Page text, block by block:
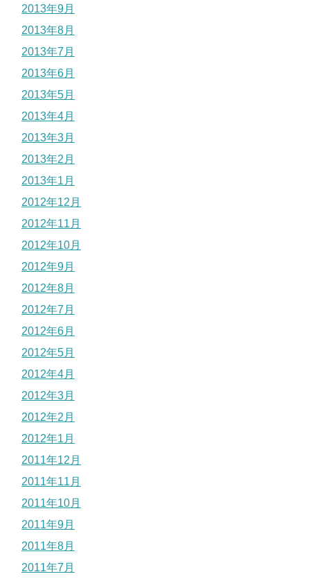
2013年9月
2013年8月
2013年7月
2013年6月
2013年5月
2013年4月
2013年3月
2013年2月
2013年1月
2012年12月
2012年11月
2012年10月
2012年9月
2012年8月
2012年7月
2012年6月
2012年5月
2012年4月
2012年3月
2012年2月
2012年1月
2011年12月
2011年11月
2011年10月
2011年9月
2011年8月
2011年7月